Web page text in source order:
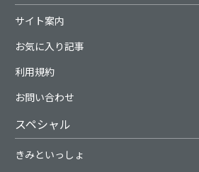
サイト案内
お気に入り記事
利用規約
お問い合わせ
スペシャル
きみといっしょ